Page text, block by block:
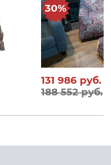
131 986 руб.
188 552 руб.
30%